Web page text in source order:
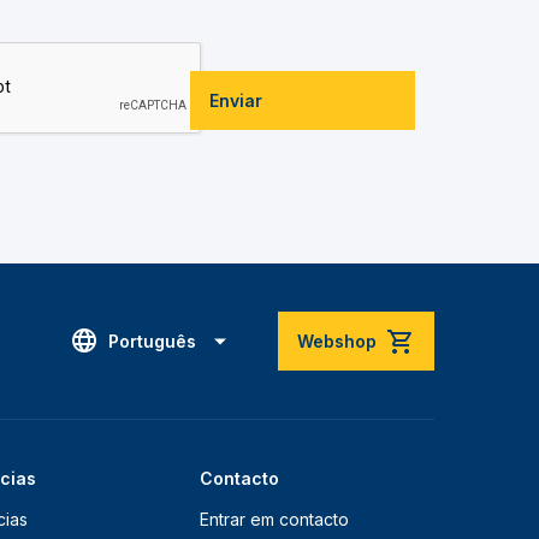
Enviar
Português Webshop
Contacto
Entrar em contacto